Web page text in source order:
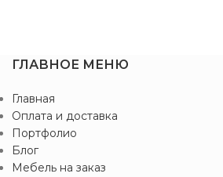
ГЛАВНОЕ МЕНЮ
Главная
Оплата и доставка
Портфолио
Блог
Мебель на заказ